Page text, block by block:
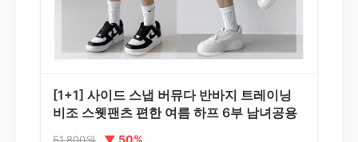
[1+1] 사이드 스냅 버뮤다 반바지 트레이닝
비조 스웻팬츠 편한 여름 하프 6부 남녀공용
▼ 50%